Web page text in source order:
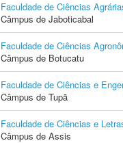
Faculdade de Ciências
Câmpus de Jaboticabal
Faculdade de Ciências
Câmpus de Botucatu
Faculdade de Ciências e
Câmpus de Tupã
Faculdade de Ciências e
Câmpus de Assis